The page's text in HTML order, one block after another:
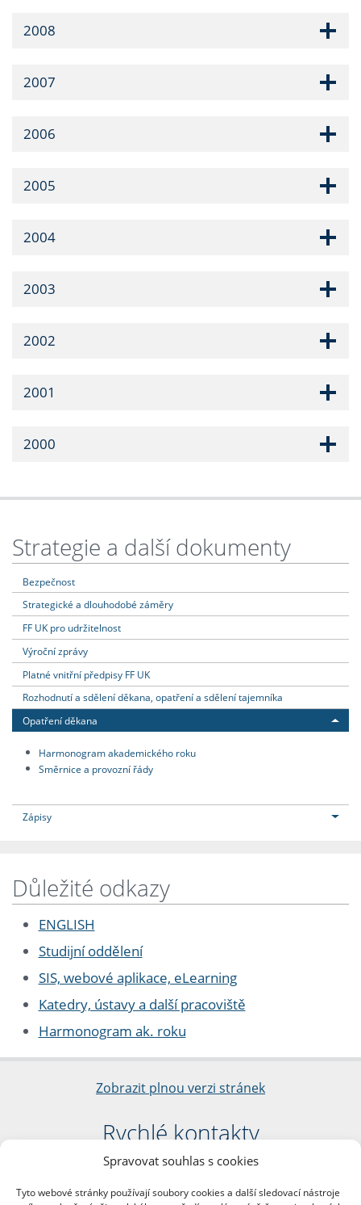
Spravovat souhlas s cookies
Tyto webové stránky používají soubory cookies a další sledovací nástroje
2008
2007
2006
2005
2004
2003
2002
2001
2000
Strategie a další dokumenty
Bezpečnost
Strategické a dlouhodobé záměry
FF UK pro udržitelnost
Výroční zprávy
Platné vnitřní předpisy FF UK
Rozhodnutí a sdělení děkana, opatření a sdělení tajemníka
Opatření děkana
Harmonogram akademického roku
Směrnice a provozní řády
Zápisy
Důležité odkazy
ENGLISH
Studijní oddělení
SIS, webové aplikace, eLearning
Katedry, ústavy a další pracoviště
Harmonogram ak. roku
Zobrazit plnou verzi stránek
Rychlé kontakty
Filozofická fakulta
nám. Jana Palacha 1/2